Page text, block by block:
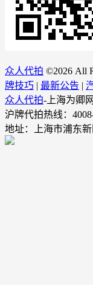
众人代拍 ©2026 All
牌技巧 | 最新公告 |
众人代拍-上海为卿
沪牌代拍热线：
地址：上海市浦东